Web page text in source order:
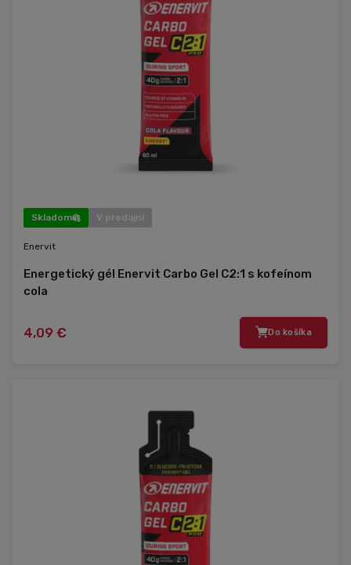
Skladom V predajni
Enervit
Energetický gél Enervit Carbo Gel C2:1 s kofeínom
cola
4,09 € Do košíka